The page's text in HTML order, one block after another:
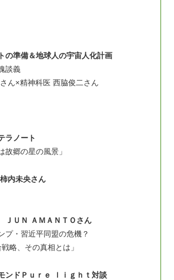
の準備＆地球人の宇宙人化計画
談義
ん×精神科医 西脇俊二さん
ラノート
故郷の星の風景」
内未央さん
ＵＮ ＡＭＡＮＴＯさん
プ・習近平同盟の危機？
略、その真相とは」
ドＰｕｒｅ ｌｉｇｈｔ対談